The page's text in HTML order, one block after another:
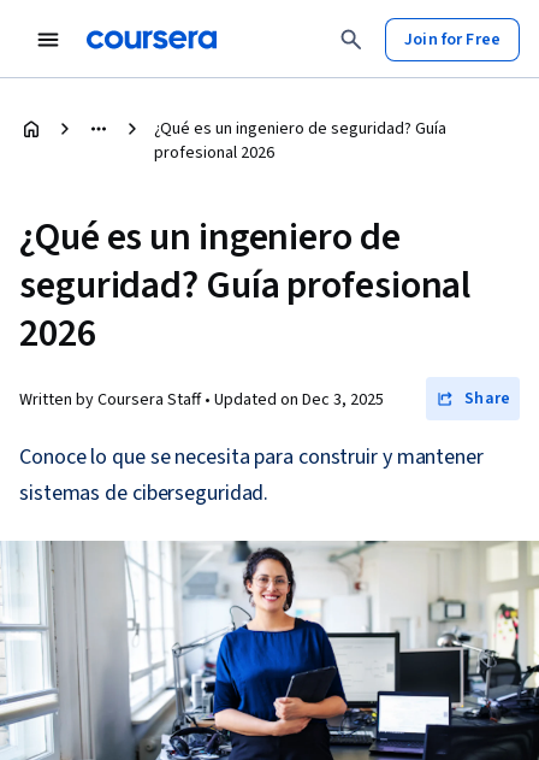
Join for Free
¿Qué es un ingeniero de seguridad? Guía
profesional 2026
¿Qué es un ingeniero de
seguridad? Guía profesional
2026
Written by Coursera Staff • Updated on Dec 3, 2025 Share
Conoce lo que se necesita para construir y mantener
sistemas de ciberseguridad.